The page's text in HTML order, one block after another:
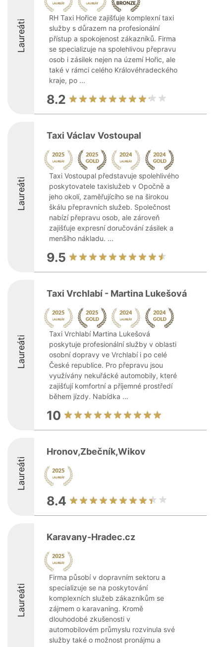
Laureáti
RH Taxi Hořice zajišťuje komplexní taxi
služby s důrazem na profesionální
přístup a spokojenost zákazníků. Firma
se specializuje na spolehlivou přepravu
osob i zásilek nejen na území Hořic, ale
také v rámci celého Královéhradeckého
kraje, po ...
8.2
Laureáti
Taxi Václav Vostoupal
Taxi Vostoupal představuje spolehlivého
poskytovatele taxislužeb v Opočně a
jeho okolí, zaměřujícího se na širokou
škálu přepravních služeb. Společnost
nabízí přepravu osob, ale zároveň
zajišťuje expresní doručování zásilek a
menšího nákladu. ...
9.5
Laureáti
Taxi Vrchlabí - Martina Lukešová
Taxi Vrchlabí Martina Lukešová
poskytuje profesionální služby v oblasti
osobní dopravy ve Vrchlabí i po celé
České republice. Pro přepravu jsou
využívány nekuřácké automobily, které
zajišťují komfortní a příjemné prostředí
během jízdy. Nabídka ...
10
Laureáti
Hronov,Zbečník,Wikov
8.4
Laureáti
Karavany-Hradec.cz
Firma působí v dopravním sektoru a
specializuje se na poskytování
komplexních služeb zákazníkům se
zájmem o karavaning. Kromě
dlouhodobé zkušenosti v
automobilovém průmyslu rozvinula své
služby také o možnost pronájmu a